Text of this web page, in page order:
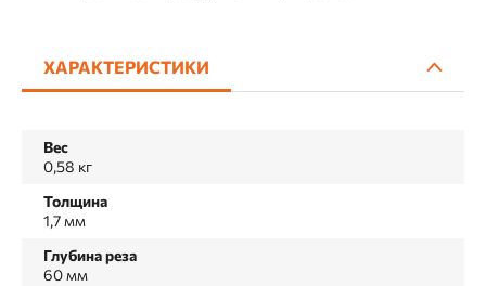
ХАРАКТЕРИСТИКИ
Вес
0,58 кг
Толщина
1,7 мм
Глубина реза
60 мм